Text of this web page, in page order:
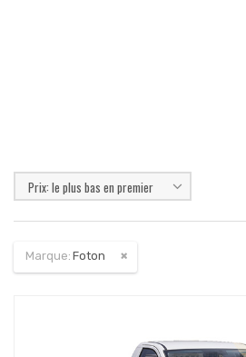
Prix: le plus bas en premier
Marque:Foton